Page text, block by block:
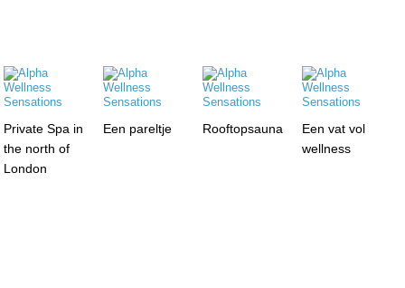
Private Spa in
the north of
London
Een pareltje Rooftopsauna
Een vat vol
wellness